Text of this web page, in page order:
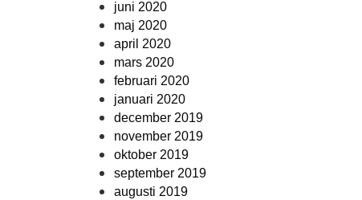
juni 2020
maj 2020
april 2020
mars 2020
februari 2020
januari 2020
december 2019
november 2019
oktober 2019
september 2019
augusti 2019